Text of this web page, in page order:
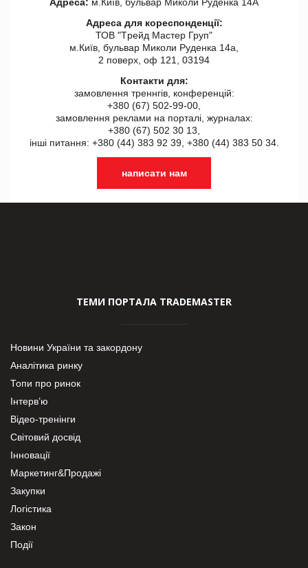
Адреса для кореспонденції:
ТОВ "Tрейд Мастер Груп"
м.Київ, бульвар Миколи Руденка 14а,
2 поверх, оф 121, 03194
Контакти для:
замовлення треннгів, конференцій:
+380 (67) 502-99-00,
замовлення реклами на порталі, журналах:
+380 (67) 502 30 13,
інші питання: +380 (44) 383 92 39, +380 (44) 383 50 34.
написати нам
ТЕМИ ПОРТАЛА TRADEMASTER
Новини України та закордону
Аналітика ринку
Топи про ринок
Інтерв’ю
Відео-тренінги
Світовий досвід
Інновації
Маркетинг&Продажі
Закупки
Логістика
Закон
Події